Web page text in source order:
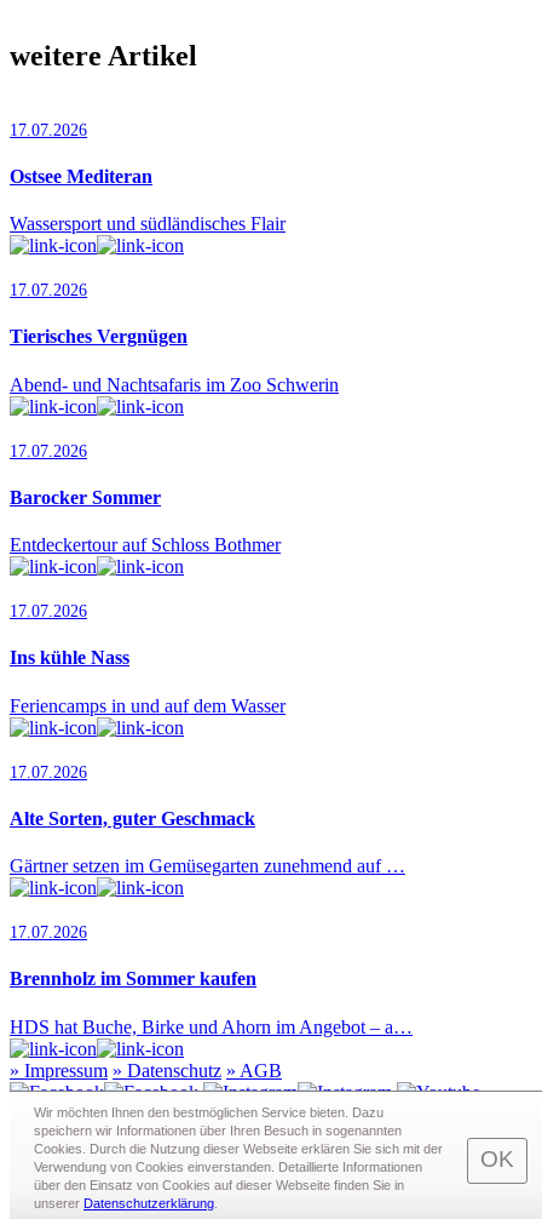
weitere Artikel
17.07.2026
Ostsee Mediteran
Wassersport und südländisches Flair
17.07.2026
Tierisches Vergnügen
Abend- und Nachtsafaris im Zoo Schwerin
17.07.2026
Barocker Sommer
Entdeckertour auf Schloss Bothmer
17.07.2026
Ins kühle Nass
Feriencamps in und auf dem Wasser
17.07.2026
Alte Sorten, guter Geschmack
Gärtner setzen im Gemüsegarten zunehmend auf …
17.07.2026
Brennholz im Sommer kaufen
HDS hat Buche, Birke und Ahorn im Angebot – a…
» Impressum » Datenschutz » AGB
Redaktion · Graf-Schack-Alle 8 · 19053 Schwerin
Telefon:0385 - 63 83 281· Fax: 0385 - 63 83 279 · Mail:
redaktion@schwerin.live
Wir möchten Ihnen den bestmöglichen Service bieten. Dazu
speichern wir Informationen über Ihren Besuch in sogenann­ten
Cookies. Durch die Nutzung dieser Webseite erklären Sie sich mit der
Verwendung von Cookies einverstanden. Detaillierte Informationen
über den Einsatz von Cookies auf dieser Webseite finden Sie in
unserer Datenschutzerklärung
OK